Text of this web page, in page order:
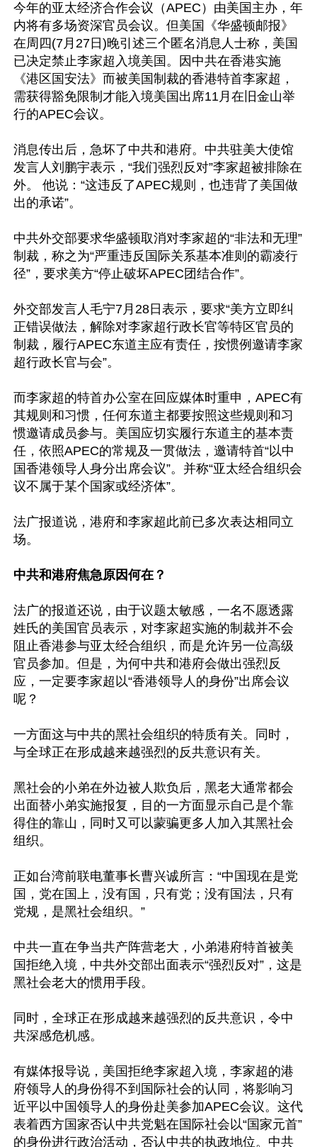
今年的亚太经济合作会议（APEC）由美国主办，年
内将有多场资深官员会议。但美国《华盛顿邮报》
在周四(7月27日)晚引述三个匿名消息人士称，美国
已决定禁止李家超入境美国。因中共在香港实施
《港区国安法》而被美国制裁的香港特首李家超，
需获得豁免限制才能入境美国出席11月在旧金山举
行的APEC会议。
消息传出后，急坏了中共和港府。中共驻美大使馆
发言人刘鹏宇表示，“我们强烈反对”李家超被排除在
外。 他说：“这违反了APEC规则，也违背了美国做
出的承诺”。
中共外交部要求华盛顿取消对李家超的“非法和无理”
制裁，称之为“严重违反国际关系基本准则的霸凌行
径”，要求美方“停止破坏APEC团结合作”。
外交部发言人毛宁7月28日表示，要求“美方立即纠
正错误做法，解除对李家超行政长官等特区官员的
制裁，履行APEC东道主应有责任，按惯例邀请李家
超行政长官与会”。
而李家超的特首办公室在回应媒体时重申，APEC有
其规则和习惯，任何东道主都要按照这些规则和习
惯邀请成员参与。美国应切实履行东道主的基本责
任，依照APEC的常规及一贯做法，邀请特首“以中
国香港领导人身分出席会议”。并称“亚太经合组织会
议不属于某个国家或经济体”。
法广报道说，港府和李家超此前已多次表达相同立
场。
中共和港府焦急原因何在？
法广的报道还说，由于议题太敏感，一名不愿透露
姓氏的美国官员表示，对李家超实施的制裁并不会
阻止香港参与亚太经合组织，而是允许另一位高级
官员参加。但是，为何中共和港府会做出强烈反
应，一定要李家超以“香港领导人的身份”出席会议
呢？
一方面这与中共的黑社会组织的特质有关。同时，
与全球正在形成越来越强烈的反共意识有关。
黑社会的小弟在外边被人欺负后，黑老大通常都会
出面替小弟实施报复，目的一方面显示自己是个靠
得住的靠山，同时又可以蒙骗更多人加入其黑社会
组织。
正如台湾前联电董事长曹兴诚所言：“中国现在是党
国，党在国上，没有国，只有党；没有国法，只有
党规，是黑社会组织。”
中共一直在争当共产阵营老大，小弟港府特首被美
国拒绝入境，中共外交部出面表示“强烈反对”，这是
黑社会老大的惯用手段。
同时，全球正在形成越来越强烈的反共意识，令中
共深感危机感。
有媒体报导说，美国拒绝李家超入境，李家超的港
府领导人的身份得不到国际社会的认同，将影响习
近平以中国领导人的身份赴美参加APEC会议。这代
表着西方国家否认中共党魁在国际社会以“国家元首”
的身份进行政治活动，否认中共的执政地位。中共